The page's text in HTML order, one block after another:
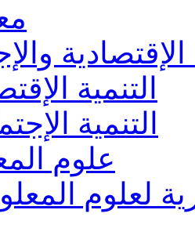
الإقتصادية
التنمية
التنمية
علوم
لعلوم